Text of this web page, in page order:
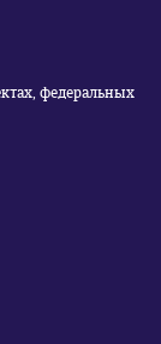
федеральных